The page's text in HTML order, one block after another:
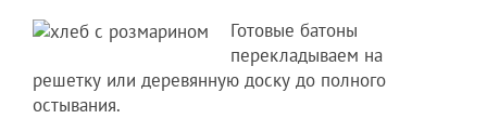
Готовые батоны
перекладываем на
решетку или деревянную доску до полного
остывания.